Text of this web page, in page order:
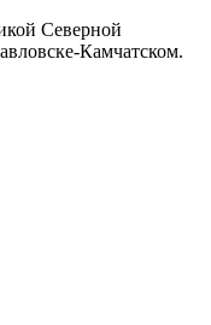
Северной
Камчатском.